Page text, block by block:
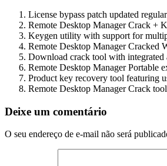
License bypass patch updated
Remote Desktop Manager Crack +
Keygen utility with support for
Remote Desktop Manager Cracked
Download crack tool with integrated
Remote Desktop Manager Portable
Product key recovery tool featuring
Remote Desktop Manager Crack
Deixe um comentário
O seu endereço de e-mail não será